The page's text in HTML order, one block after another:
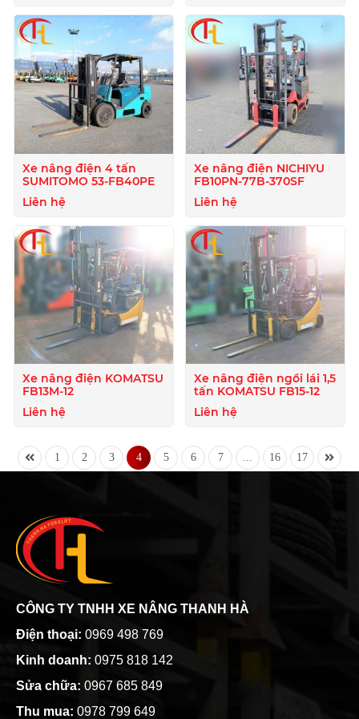
Xe nâng điện 4 tấn
SUMITOMO 53-FB40PE
Liên hệ
Xe nâng điện NICHIYU
FB10PN-77B-370SF
Liên hệ
Xe nâng điện KOMATSU
FB13M-12
Liên hệ
Xe nâng điện ngồi lái 1,5
tấn KOMATSU FB15-12
Liên hệ
1 2 3 4 5 6 7 16 17
CÔNG TY TNHH XE NÂNG THANH HÀ
Điện thoại: 0969 498 769
Kinh doanh: 0975 818 142
Sửa chữa: 0967 685 849
Thu mua: 0978 799 649